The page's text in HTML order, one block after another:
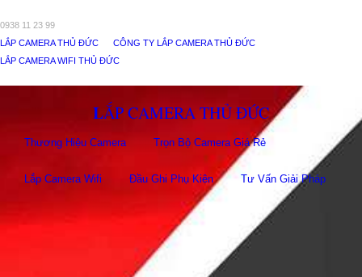
0938 11 23 99
LẮP CAMERA THỦ ĐỨC
CÔNG TY LẮP CAMERA THỦ ĐỨC
LẮP CAMERA WIFI THỦ ĐỨC
LẮP CAMERA THỦ ĐỨC
Thương Hiệu Camera Trọn Bộ Camera Giá Rẻ
Lắp Camera Wifi Đầu Ghi Phụ Kiên Tư Vấn Giải Pháp